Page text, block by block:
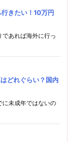
きたい！10万円
あれば海外に行っ
どれぐらい？国内
に未成年ではないの